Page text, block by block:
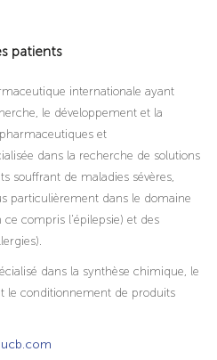
patients
internationale ayant
le développement et la
et
dans la recherche de solutions
souffrant de maladies sévères,
particulièrement dans le domaine
compris l'épilepsie) et des
dans la synthèse chimique, le
le conditionnement de produits